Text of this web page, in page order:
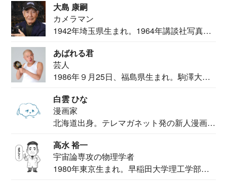
大島 康嗣
カメラマン
1942年埼玉県生まれ。1964年講談社写真部
あばれる君
芸人
1986年９月25日、福島県生まれ。駒澤大学
白雲 ひな
漫画家
北海道出身。テレマガネット発の新人漫画
高水 裕一
宇宙論専攻の物理学者
1980年東京生まれ。早稲田大学理工学部物